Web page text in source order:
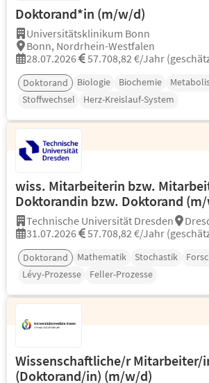
Doktorand*in (m/w/d)
Universitätsklinikum Bonn
Bonn, Nordrhein-Westfalen
28.07.2026
57.708,82 €/Jahr
Doktorand Biologie Biochemie
Stoffwechsel
Herz-Kreislauf-System
wiss. Mitarbeiterin bzw.
Doktorandin bzw. Doktorand
Technische Universität Dresden
31.07.2026
57.708,82 €/Jahr
Doktorand Mathematik Stochastik
Lévy-Prozesse
Feller-Prozesse
Wissenschaftliche/r Mitarbeiter/
(Doktorand/in) (m/w/d)